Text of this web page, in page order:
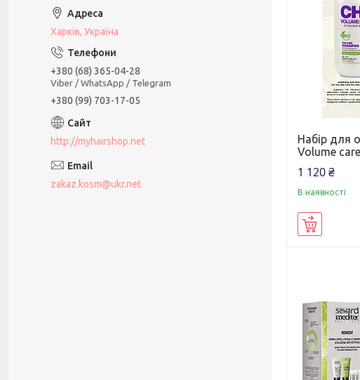
Набір для
Volume care
1 120 ₴
В наявності
Харків, Україна
+380 (68) 365-04-28
Viber / WhatsApp / Telegram
+380 (99) 703-17-05
http://myhairshop.net
zakaz.kosm@ukr.net